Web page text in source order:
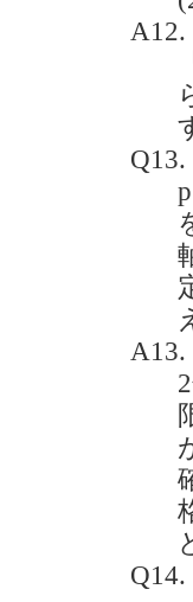
A12.
Q13.
A13.
Q14.